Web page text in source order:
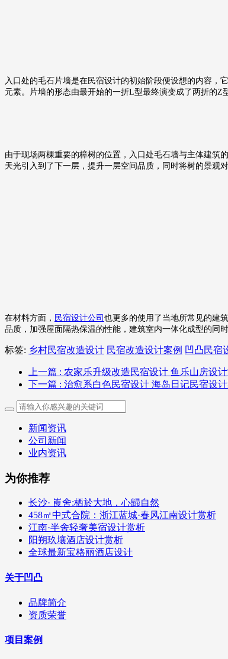
入口处的毛石片墙是在民宿设计的初始阶段便设想的内容
元素。片墙的形态由最开始的一折L型最终演变成了两折的Z
由于现场两棵重要的樟树的位置，入口处毛石墙与主体建筑
天光引入到了下一层，提升一层空间品质，同时将树的景观
在材料方面， 民宿设计公司 也更多的使用了当地所常见的建
品质，加强屋面隔热保温的性能，建筑室内一体化成型的同
标签: 乡村民宿改造设计 民宿改造设计案例 凹凸民宿
上一篇 : 农家乐升级改造民宿设计 鱼乐山房设
下一篇 : 治愈系白色民宿设计 海岛日记民宿设计
新闻资讯
公司新闻
业内资讯
为你推荐
长沙· 崀舍:栖於大地，心歸自然
458㎡中式合院：浙江蓝城·春风江南设计赏析
江南·半舍轻奢美宿设计赏析
阳朔玖壤酒店设计赏析
全球最新宝格丽酒店设计
关于凹凸
品牌简介
资质荣誉
项目案例